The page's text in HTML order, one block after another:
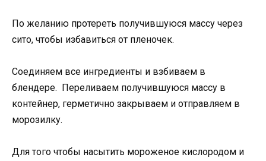
По желанию протереть получившуюся массу через
сито, чтобы избавиться от пленочек.
Соединяем все ингредиенты и взбиваем в
блендере. Переливаем получившуюся массу в
контейнер, герметично закрываем и отправляем в
морозилку.
Для того чтобы насытить мороженое кислородом и